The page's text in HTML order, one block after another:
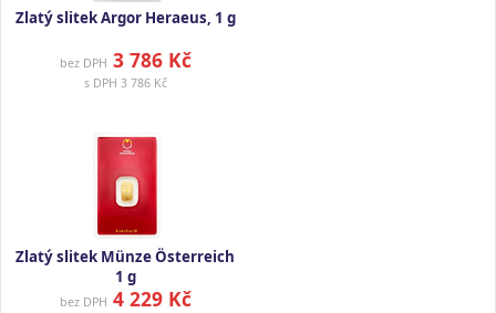
Zlatý slitek Argor Heraeus, 1 g
bez DPH 3 786 Kč
s DPH 3 786 Kč
Zlatý slitek Münze Österreich
1 g
bez DPH 4 229 Kč